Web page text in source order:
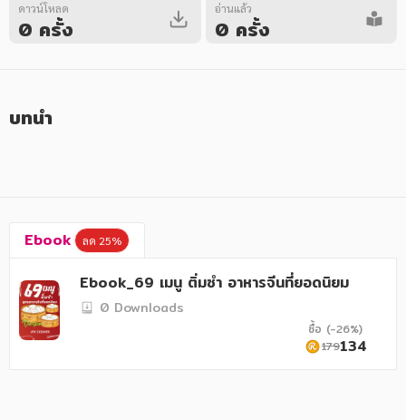
หนังสือออกใหม่ หนังสือยอดนิยม หนังสือเช่า
สังคม วัฒนธรรม การปกครอง ศาสนาและปรัชญา
ศาสนา และปรัชญา
กฎหมาย สัญญา ภาษี
ดาวน์โหลด
0 ครั้ง
อ่านแล้ว
0 ครั้ง
บทนำ
Ebook ลด 25%
Ebook_69 เมนู ติ่มซำ อาหารจีนที่ยอดนิยม
0 Downloads
ซื้อ (-26%)
179134